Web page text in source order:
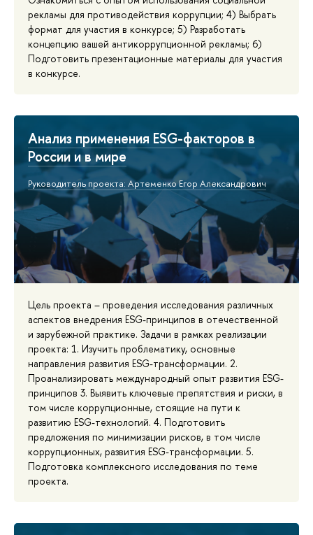
рекламы для противодействия коррупции; 4) Выбрать
формат для участия в конкурсе; 5) Разработать
концепцию вашей антикоррупционной рекламы; 6)
Подготовить презентационные материалы для участия
в конкурсе.
Анализ применения ESG-факторов в
России и в мире
Руководитель проекта: Артеменко Егор Александрович
Цель проекта – проведения исследования различных
аспектов внедрения ESG-принципов в отечественной
и зарубежной практике. Задачи в рамках реализации
проекта: 1. Изучить проблематику, основные
направления развития ESG-трансформации. 2.
Проанализировать международный опыт развития ESG-
принципов 3. Выявить ключевые препятствия и риски, в
том числе коррупционные, стоящие на пути к
развитию ESG-технологий. 4. Подготовить
предложения по минимизации рисков, в том числе
коррупционных, развития ESG-трансформации. 5.
Подготовка комплексного исследования по теме
проекта.